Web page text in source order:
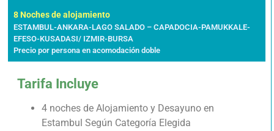
8 Noches de alojamiento
ESTAMBUL-ANKARA-LAGO SALADO – CAPADOCIA-PAMUKKALE-
EFESO-KUSADASI/ IZMIR-BURSA
Precio por persona en acomodación doble
Tarifa Incluye
4 noches de Alojamiento y Desayuno en
Estambul Según Categoría Elegida